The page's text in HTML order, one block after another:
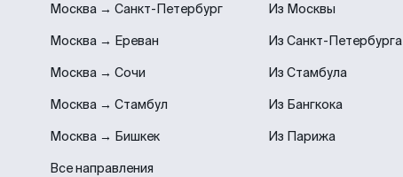
Москва → Санкт-Петербург
Москва → Ереван
Москва → Сочи
Москва → Стамбул
Москва → Бишкек
Все направления
Из Москвы
Из Санкт-Петербурга
Из Стамбула
Из Бангкока
Из Парижа